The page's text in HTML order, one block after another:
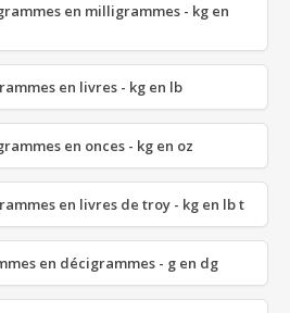
en milligrammes - kg en
en livres - kg en lb
en onces - kg en oz
en livres de troy - kg en lb t
en décigrammes - g en dg